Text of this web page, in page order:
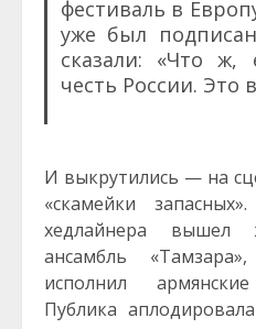
фестиваль в
уже был
сказали: «Что ж,
честь России. Это
И выкрутились — на
«скамейки
хедлайнера вышел
ансамбль
исполнил
Публика